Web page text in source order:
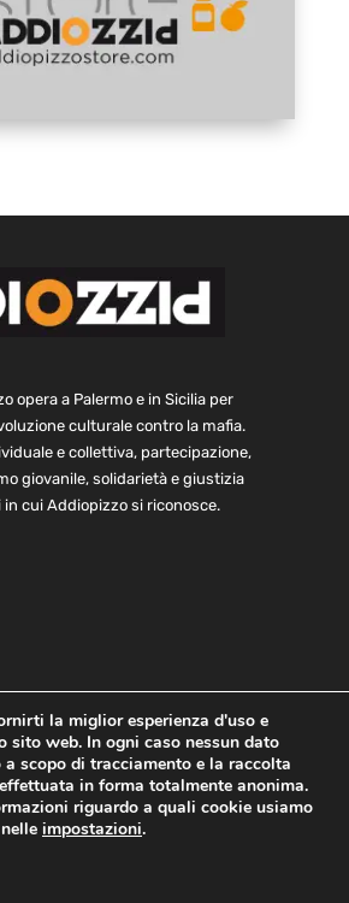
opera a Palermo e in Sicilia per
culturale contro la mafia.
e collettiva, partecipazione,
giovanile, solidarietà e giustizia
in cui Addiopizzo si riconosce.
e bilancio
Contatti
Child Protection Policy
| Tutti i diritti riservati | Sede
la miglior esperienza d'uso e
sito web. In ogni caso nessun dato
scopo di tracciamento e la raccolta
in forma totalmente anonima.
riguardo a quali cookie usiamo
impostazioni.